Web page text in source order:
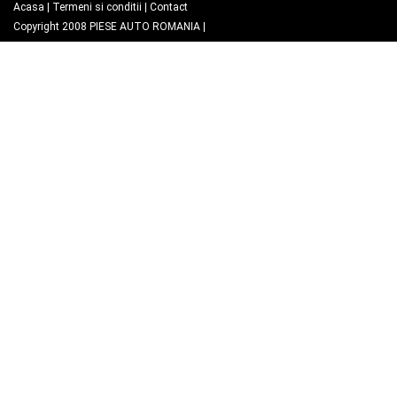
Acasa Termeni si conditii
Contact
Copyright 2008 PIESE AUTO ROMANIA